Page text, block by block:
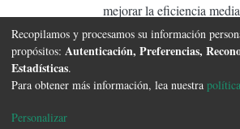
mejorar la eficiencia
del carro que traslada
productivo. Garantizando
en la etapa final de
Más...
Software DSpacecopyright © 2002-
Configuración de
Recopilamos y procesamos su información
propósitos: Autenticación, Preferencias,
Estadísticas.
Para obtener más información, lea nuestra
Personalizar